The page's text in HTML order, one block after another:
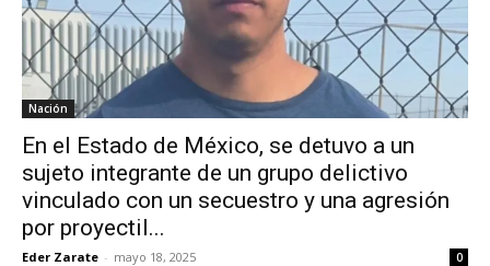
Nación
En el Estado de México, se detuvo a un
sujeto integrante de un grupo delictivo
vinculado con un secuestro y una agresión
por proyectil...
Eder Zarate - mayo 18, 2025 0